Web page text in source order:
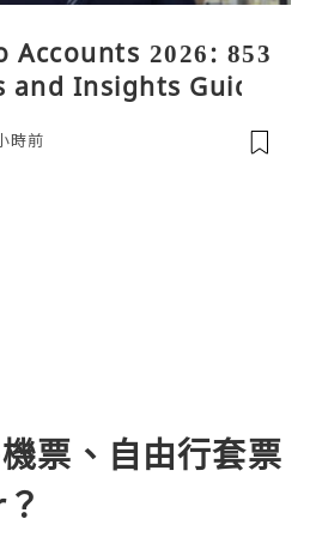
Accounts 2026: 853
Insights Guide
時前
票、自由行套票